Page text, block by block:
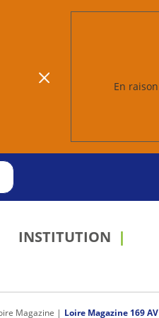
En
INSTITUTION
Magazine Loire Magazine 169